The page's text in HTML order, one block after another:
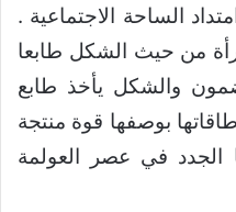
الساحة الاجتماعية .
من حيث الشكل طابعا
والشكل يأخذ طابع
بوصفها قوة منتجة
في عصر العولمة